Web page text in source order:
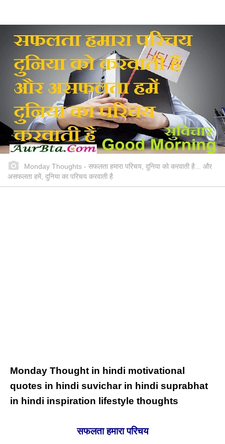
Monday Thoughts - सफलता हमारा परिचय, दुनिया को करवाती है... और
असफलता हमें, दुनिया का परिचय करवाती है
Monday Thought in hindi motivational
quotes in hindi suvichar in hindi suprabhat
in hindi inspiration lifestyle thoughts
सफलता हमारा परिचय